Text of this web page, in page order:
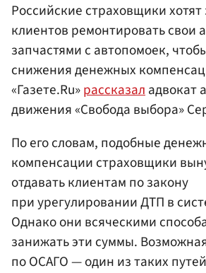
Российские страховщики хотят
клиентов ремонтировать свои
запчастями с автопомоек,
снижения денежных
«Газете.Ru»рассказаладвокат
движения «Свобода выбора»
По его словам, подобные
компенсации страховщики
отдавать клиентам по закону
при урегулировании ДТП в
Однако они всяческими
занижать эти суммы.
по ОСАГО — один из таких